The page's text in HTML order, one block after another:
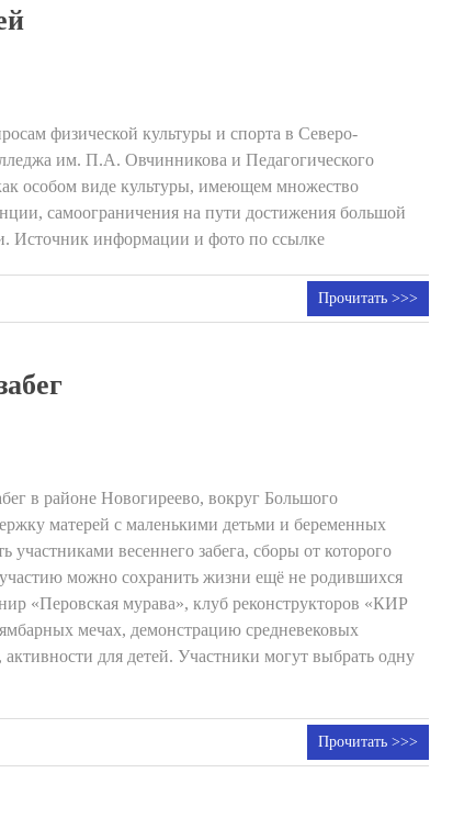
физической культуры и спорта в Северо-
им. П.А. Овчинникова и Педагогического
особом виде культуры, имеющем множество
самоограничения на пути достижения большой
Источник информации и фото по ссылке
Прочитать >>>
в районе Новогиреево, вокруг Большого
матерей с маленькими детьми и беременных
весеннего забега, сборы от которого
можно сохранить жизни ещё не родившихся
«Перовская мурава», клуб реконструкторов «КИР
мечах, демонстрацию средневековых
для детей. Участники могут выбрать одну
Прочитать >>>